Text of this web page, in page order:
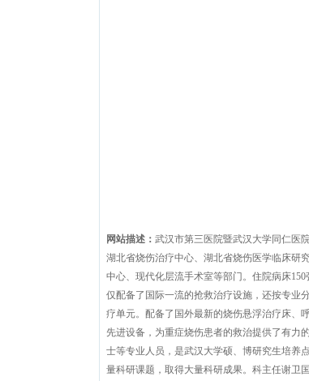
网站描述： 武汉市第三医院暨武汉大学同仁医
湖北省烧伤治疗中心、湖北省烧伤医学临床研
中心、现代化层流手术室等部门。住院病床
仅配备了国际一流的抢救治疗设施，还按专业
疗单元。配备了国外最新的烧伤悬浮治疗床、
先进设备，为重症烧伤患者的救治提供了有力
士等专业人员，是武汉大学硕、博研究生培养
量科研课题，取得大量科研成果。科主任谢卫